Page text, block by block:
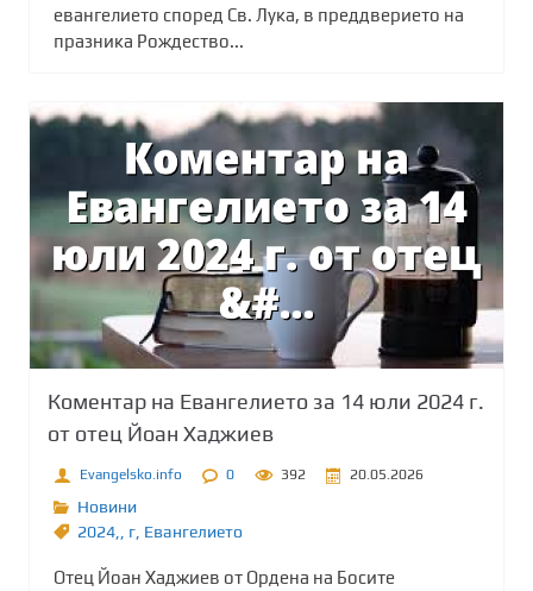
евангелието според Св. Лука, в преддверието на
празника Рождество...
Коментар на Евангелието за 14 юли 2024 г.
от отец Йоан Хаджиев
Evangelsko.info 0 392 20.05.2026
Новини
2024,
г Евангелието
Отец Йоан Хаджиев от Ордена на Босите